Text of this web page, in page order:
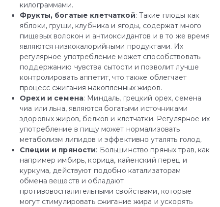
килограммами.
Фрукты, богатые клетчаткой: Такие плоды как
яблоки, груши, клубника и ягоды, содержат много
пищевых волокон и антиоксидантов и в то же время
являются низкокалорийными продуктами. Их
регулярное употребление может способствовать
поддержанию чувства сытости и позволит лучше
контролировать аппетит, что также облегчает
процесс сжигания накопленных жиров.
Орехи и семена: Миндаль, грецкий орех, семена
чиа или льна, являются богатыми источниками
здоровых жиров, белков и клетчатки. Регулярное их
употребление в пищу может нормализовать
метаболизм липидов и эффективно уталять голод.
Специи и пряности: Большинство пряных трав, как
например имбирь, корица, кайенский перец и
куркума, действуют подобно катализаторам
обмена веществ и обладают
противовоспалительными свойствами, которые
могут стимулировать сжигание жира и ускорять